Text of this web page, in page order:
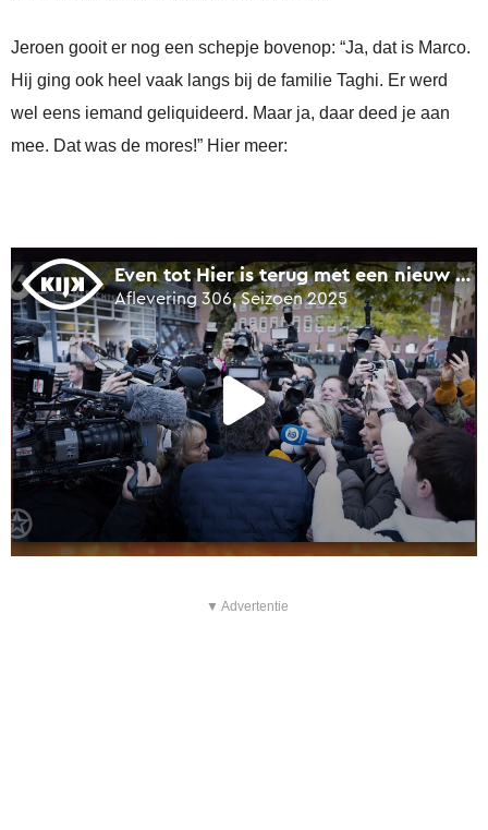
Jeroen gooit er nog een schepje bovenop: “Ja, dat is Marco.
Hij ging ook heel vaak langs bij de familie Taghi. Er werd
wel eens iemand geliquideerd. Maar ja, daar deed je aan
mee. Dat was de mores!” Hier meer:
▼ Advertentie